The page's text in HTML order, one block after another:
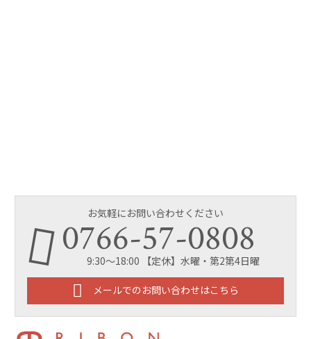
お気軽にお問い合わせください
0766-57-0808
9:30～18:00 【定休】水曜・第2第4日曜
メールでのお問い合わせはこちら